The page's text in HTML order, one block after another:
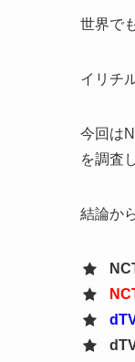
世界で
イリチ
今回は
を調査
結論か